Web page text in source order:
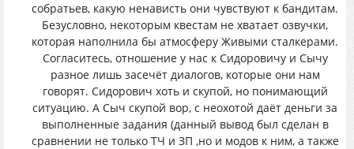
собратьев, какую ненависть они чувствуют к бандитам.
Безусловно, некоторым квестам не хватает озвучки,
которая наполнила бы атмосферу Живыми сталкерами.
Согласитесь, отношение у нас к Сидоровичу и Сычу
разное лишь засечёт диалогов, которые они нам
говорят. Сидорович хоть и скупой, но понимающий
ситуацию. А Сыч скупой вор, с неохотой даёт деньги за
выполненные задания (данный вывод был сделан в
сравнении не только ТЧ и ЗП ,но и модов к ним, а также